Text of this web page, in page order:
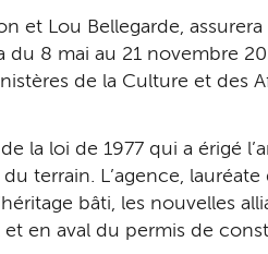
et Lou Bellegarde,
8 mai au 21 novembre
de la Culture et des
la loi de 1977 qui a érigé
terrain. L’agence,
bâti, les nouvelles
en aval du permis de